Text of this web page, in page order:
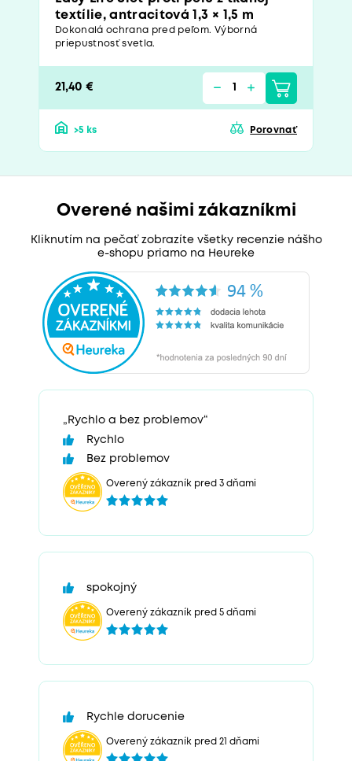
textílie, antracitová 1,3 × 1,5 m
Dokonalá ochrana pred peľom. Výborná
priepustnosť svetla.
21,40 €
>5 ks Porovnať
Overené našimi zákazníkmi
Kliknutím na pečať zobrazíte všetky recenzie nášho
e-shopu priamo na Heureke
„Rychlo a bez problemov“
Rychlo
Bez problemov
Overený zákazník pred 3 dňami
spokojný
Overený zákazník pred 5 dňami
Rychle dorucenie
Overený zákazník pred 21 dňami